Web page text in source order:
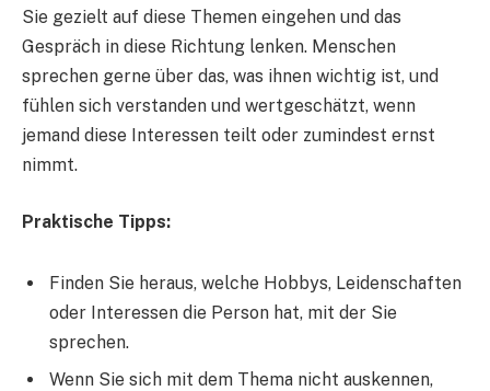
Sie gezielt auf diese Themen eingehen und das
Gespräch in diese Richtung lenken. Menschen
sprechen gerne über das, was ihnen wichtig ist, und
fühlen sich verstanden und wertgeschätzt, wenn
jemand diese Interessen teilt oder zumindest ernst
nimmt.
Praktische Tipps:
Finden Sie heraus, welche Hobbys, Leidenschaften
oder Interessen die Person hat, mit der Sie
sprechen.
Wenn Sie sich mit dem Thema nicht auskennen,